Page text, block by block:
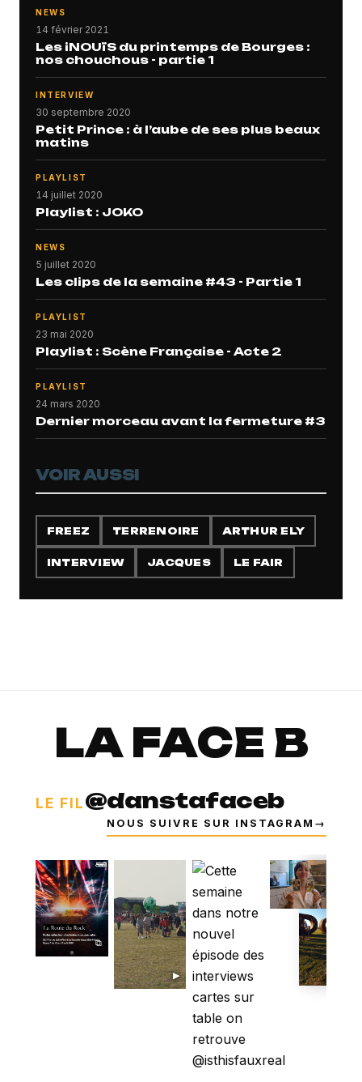
14 février 2021
NEWS
Les iNOUïS du printemps de Bourges :
nos chouchous - partie 1
30 septembre 2020
INTERVIEW
Petit Prince : à l’aube de ses plus beaux
matins
14 juillet 2020
PLAYLIST
Playlist : JOKO
5 juillet 2020
NEWS
Les clips de la semaine #43 - Partie 1
23 mai 2020
PLAYLIST
Playlist : Scène Française - Acte 2
24 mars 2020
PLAYLIST
Dernier morceau avant la fermeture #3
VOIR AUSSI
FREEZ TERRENOIRE ARTHUR ELY
INTERVIEW JACQUES LE FAIR
LA FACE B
LE FIL@danstafaceb
NOUS SUIVRE SUR INSTAGRAM →
⧉
▶